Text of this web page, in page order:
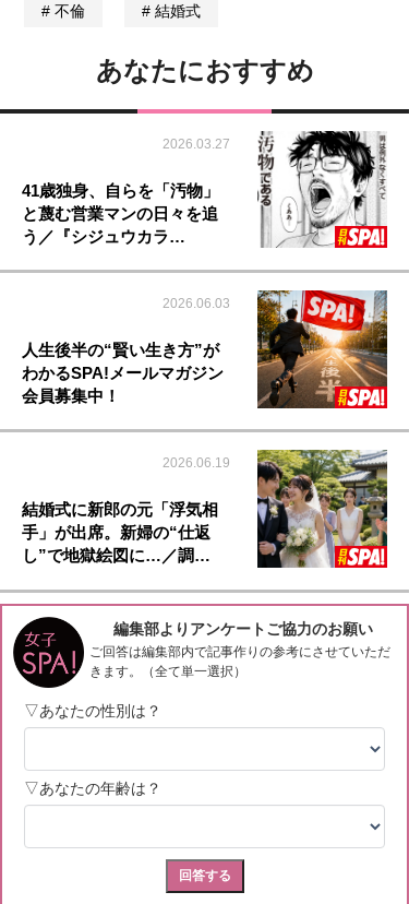
不倫 結婚式
あなたにおすすめ
2026.03.27
41歳独身、自らを「汚物」
と蔑む営業マンの日々を追
う／『シジュウカラ…
2026.06.03
人生後半の“賢い生き方”が
わかるSPA!メールマガジン
会員募集中！
2026.06.19
結婚式に新郎の元「浮気相
手」が出席。新婦の“仕返
し”で地獄絵図に…／調…